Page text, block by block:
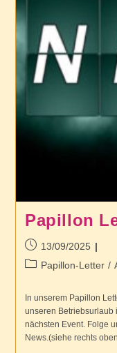
Papillon
Beitrag
veröffentlicht:
13/09/2025
Beitrags-
Papillon-Letter /
In unserem Papillon
unseren Betriebsurlaub
nächsten Event. Folge
News.(siehe rechts